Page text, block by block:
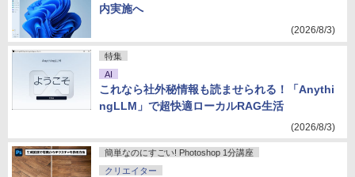
内実施へ
(2026/8/3)
特集
AI
これなら社外秘情報も読ませられる！「Anythi
ngLLM」で超快適ローカルRAG生活
(2026/8/3)
簡単なのにすごい! Photoshop 1分講座
クリエイター